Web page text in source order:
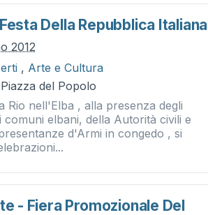
Della Repubblica Italiana
2012
, Arte e Cultura
del Popolo
Rio nell'Elba , alla presenza degli
comuni elbani, della Autorità civili e
d'Armi in congedo , si
- Fiera Promozionale Del